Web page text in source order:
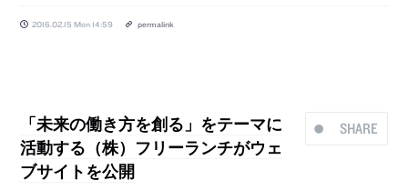
2016.02.15 Mon 14:59 permalink
SHARE
「未来の働き方を創る」をテーマに
活動する（株）フリーランチがウェ
ブサイトを公開